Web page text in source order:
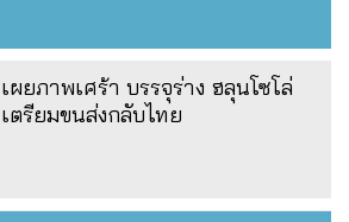
เผยภาพเศร้า บรรจุร่าง ฮลุนโซโล่
เตรียมขนส่งกลับไทย